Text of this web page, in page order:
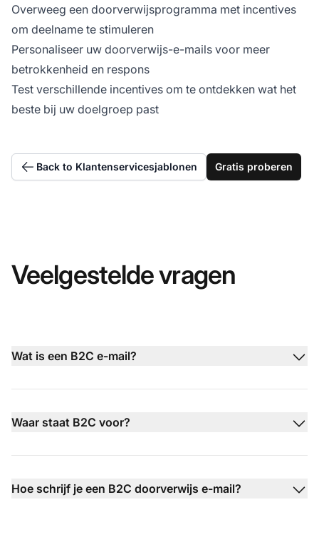
Overweeg een doorverwijsprogramma met incentives
om deelname te stimuleren
Personaliseer uw doorverwijs-e-mails voor meer
betrokkenheid en respons
Test verschillende incentives om te ontdekken wat het
beste bij uw doelgroep past
Back to Klantenservicesjablonen Gratis proberen
Veelgestelde vragen
Wat is een B2C e-mail?
Waar staat B2C voor?
Hoe schrijf je een B2C doorverwijs e-mail?